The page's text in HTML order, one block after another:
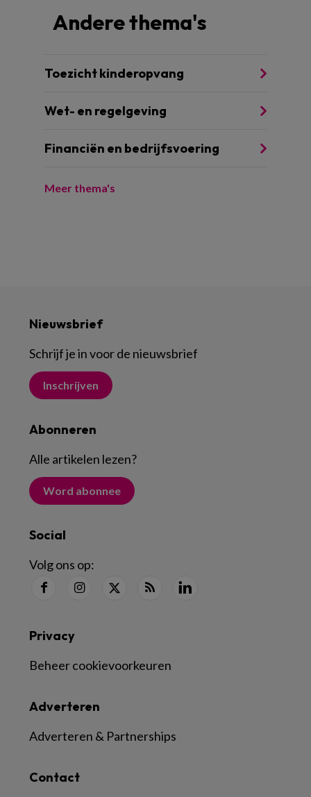
Andere thema's
Toezicht kinderopvang
Wet- en regelgeving
Financiën en bedrijfsvoering
Meer thema's
Nieuwsbrief
Schrijf je in voor de nieuwsbrief
Inschrijven
Abonneren
Alle artikelen lezen?
Word abonnee
Social
Volg ons op:
Contact
Adverteren
Adverteren & Partnerships
Privacy
Beheer cookievoorkeuren